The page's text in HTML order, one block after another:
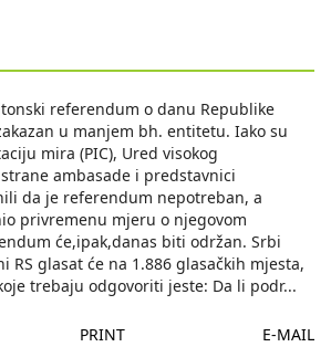
referendum o danu Republike
u manjem bh. entitetu. Iako su
mira (PIC), Ured visokog
ambasade i predstavnici
da je referendum nepotreban, a
privremenu mjeru o njegovom
će,ipak,danas biti održan. Srbi
RS glasat će na 1.886 glasačkih mjesta,
trebaju odgovoriti jeste: Da li podr...
PRINT E-MAIL